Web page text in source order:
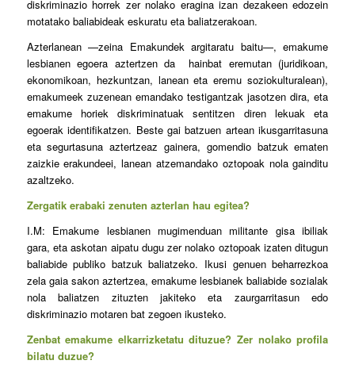
diskriminazio horrek zer nolako eragina izan dezakeen edozein
motatako baliabideak eskuratu eta baliatzerakoan.
Azterlanean —zeina Emakundek argitaratu baitu—, emakume
lesbianen egoera aztertzen da hainbat eremutan (juridikoan,
ekonomikoan, hezkuntzan, lanean eta eremu soziokulturalean),
emakumeek zuzenean emandako testigantzak jasotzen dira, eta
emakume horiek diskriminatuak sentitzen diren lekuak eta
egoerak identifikatzen. Beste gai batzuen artean ikusgarritasuna
eta segurtasuna aztertzeaz gainera, gomendio batzuk ematen
zaizkie erakundeei, lanean atzemandako oztopoak nola gainditu
azaltzeko.
Zergatik erabaki zenuten azterlan hau egitea?
I.M: Emakume lesbianen mugimenduan militante gisa ibiliak
gara, eta askotan aipatu dugu zer nolako oztopoak izaten ditugun
baliabide publiko batzuk baliatzeko. Ikusi genuen beharrezkoa
zela gaia sakon aztertzea, emakume lesbianek baliabide sozialak
nola baliatzen zituzten jakiteko eta zaurgarritasun edo
diskriminazio motaren bat zegoen ikusteko.
Zenbat emakume elkarrizketatu dituzue? Zer nolako profila
bilatu duzue?